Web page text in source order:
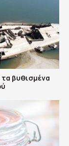
βυθισμένα